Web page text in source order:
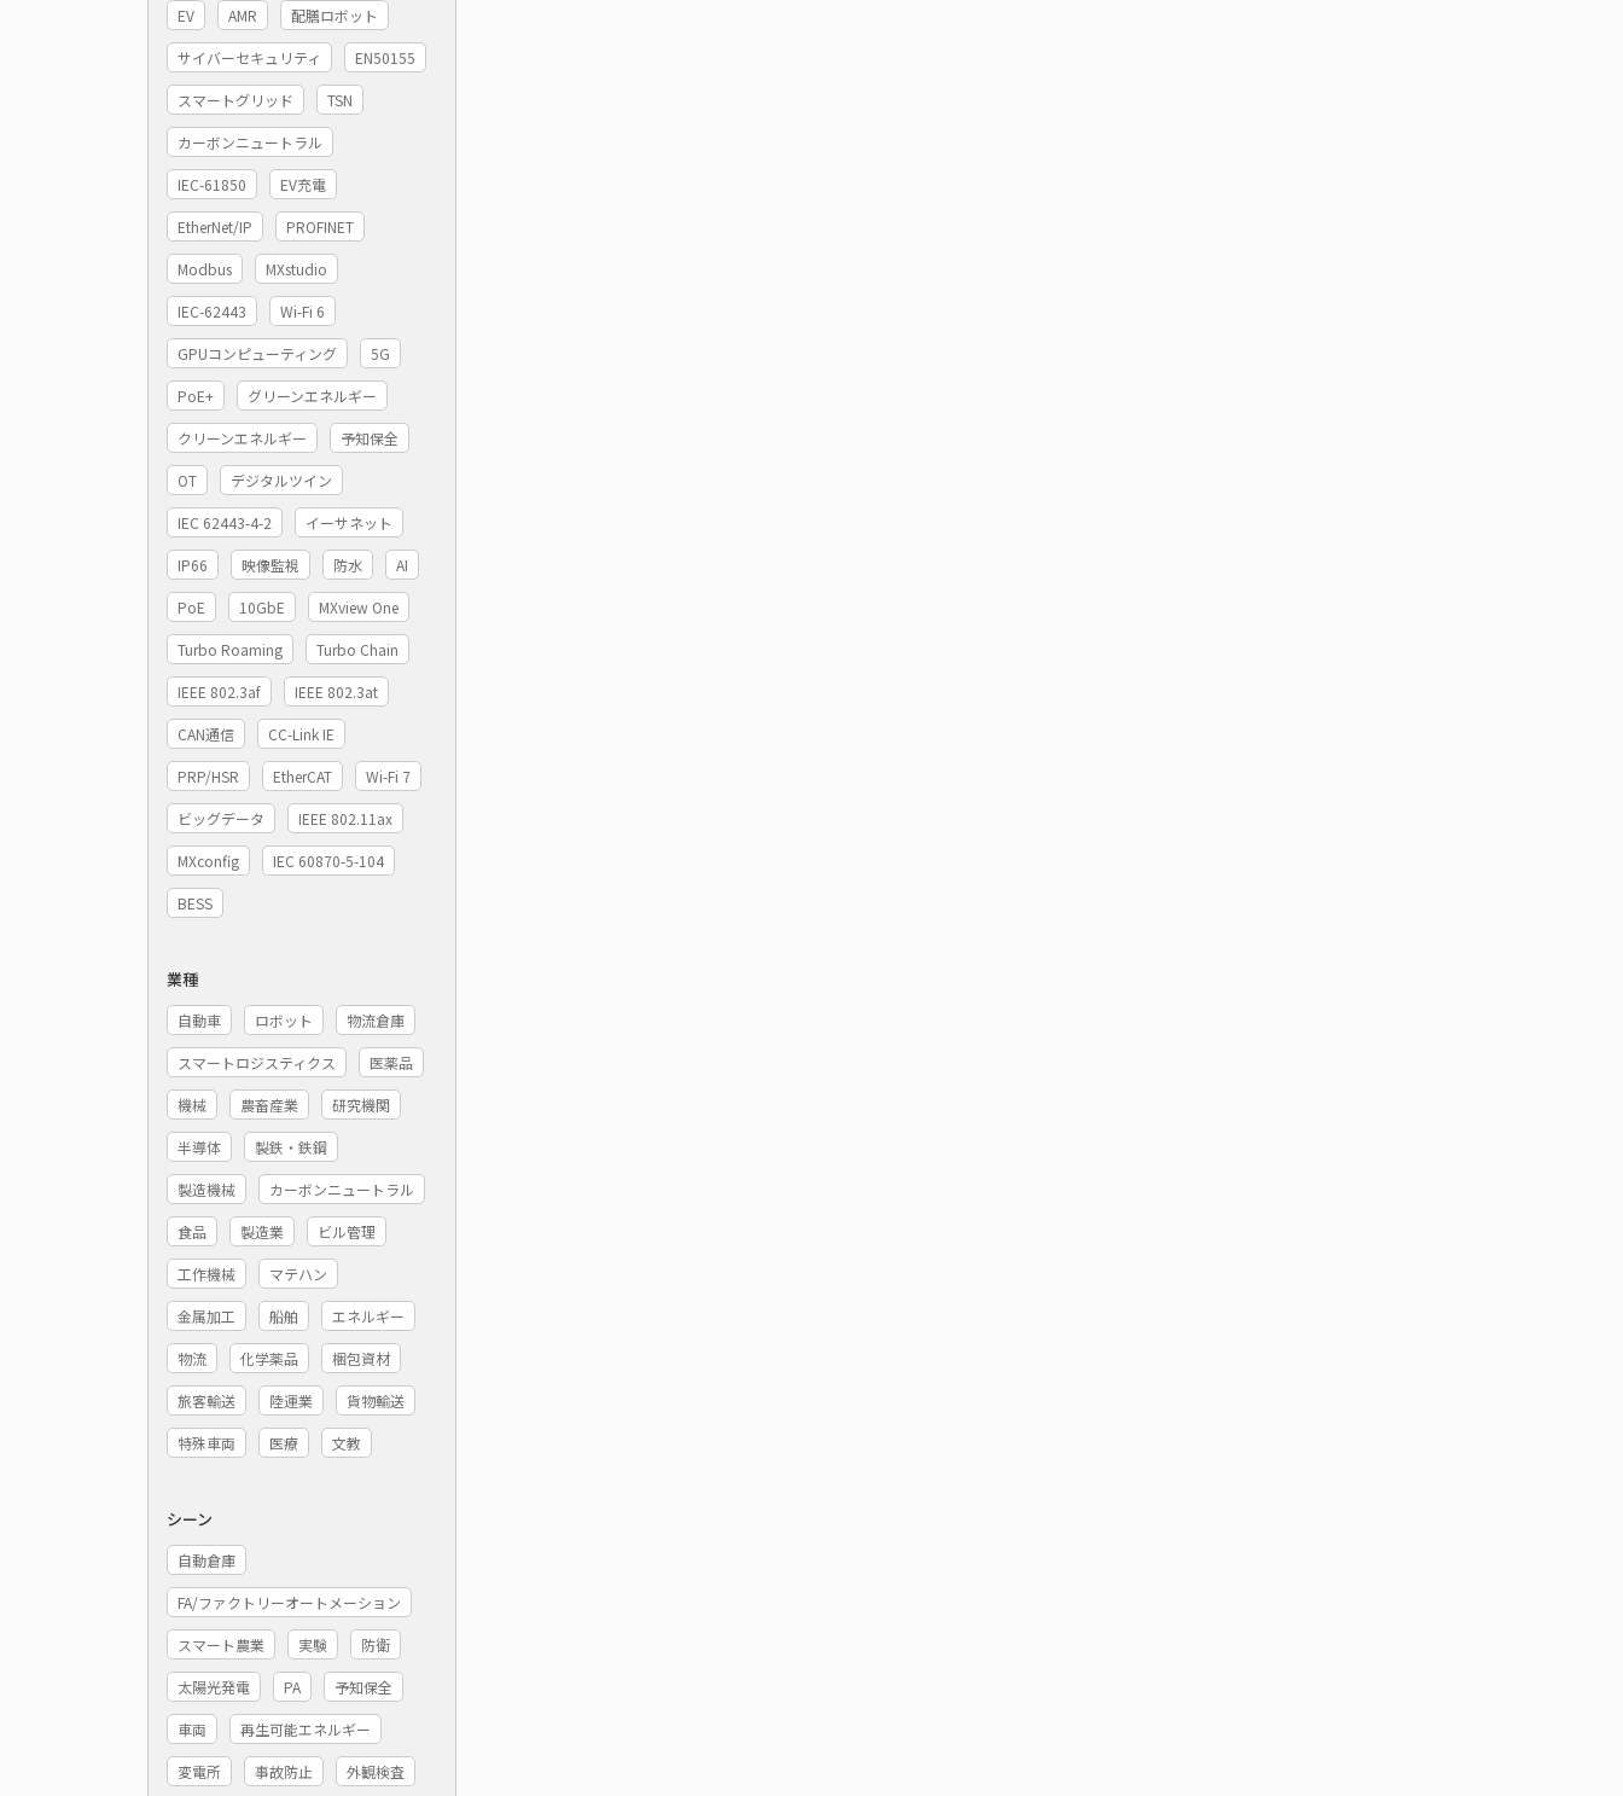
EV AMR 配膳ロボット
サイバーセキュリティ EN50155
スマートグリッド TSN
カーボンニュートラル
IEC-61850 EV充電
EtherNet/IP PROFINET
Modbus MXstudio
IEC-62443 Wi-Fi 6
GPUコンピューティング 5G
PoE+ グリーンエネルギー
クリーンエネルギー 予知保全
OT デジタルツイン
IEC 62443-4-2 イーサネット
IP66 映像監視 防水 AI
PoE 10GbE MXview One
Turbo Roaming Turbo Chain
IEEE 802.3af IEEE 802.3at
CAN通信 CC-Link IE
PRP/HSR EtherCAT Wi-Fi 7
ビッグデータ IEEE 802.11ax
MXconfig IEC 60870-5-104
BESS
業種
自動車 ロボット 物流倉庫
スマートロジスティクス 医薬品
機械 農畜産業 研究機関
半導体 製鉄・鉄鋼
製造機械 カーボンニュートラル
食品 製造業 ビル管理
工作機械 マテハン
金属加工 船舶 エネルギー
物流 化学薬品 梱包資材
旅客輸送 陸運業 貨物輸送
特殊車両 医療 文教
シーン
自動倉庫
FA/ファクトリーオートメーション
スマート農業 実験 防衛
太陽光発電 PA 予知保全
車両 再生可能エネルギー
変電所 事故防止 外観検査